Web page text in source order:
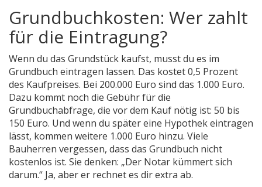
Grundbuchkosten: Wer zahlt
für die Eintragung?
Wenn du das Grundstück kaufst, musst du es im
Grundbuch eintragen lassen. Das kostet 0,5 Prozent
des Kaufpreises. Bei 200.000 Euro sind das 1.000 Euro.
Dazu kommt noch die Gebühr für die
Grundbuchabfrage, die vor dem Kauf nötig ist: 50 bis
150 Euro. Und wenn du später eine Hypothek eintragen
lässt, kommen weitere 1.000 Euro hinzu. Viele
Bauherren vergessen, dass das Grundbuch nicht
kostenlos ist. Sie denken: „Der Notar kümmert sich
darum.“ Ja, aber er rechnet es dir extra ab.